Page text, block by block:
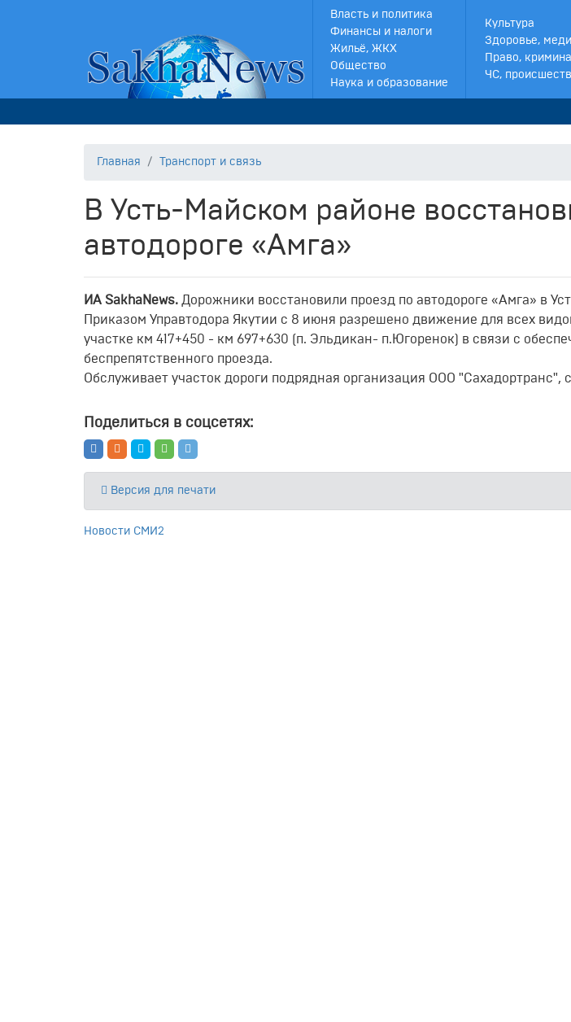
Власть и политика
Финансы и налоги
Жильё, ЖКХ
Общество
Наука и образование
Культура
Здоровье,
Право,
ЧС,
Главная Транспорт и связь
В Усть-Майском районе
автодороге «Амга»
ИА SakhaNews. Дорожники восстановили проезд по автодороге «Амга» в
Приказом Управтодора Якутии с 8 июня разрешено движение для всех
участке км 417+450 - км 697+630 (п. Эльдикан- п.Югоренок) в связи с
беспрепятственного проезда.
Обслуживает участок дороги подрядная организация ООО "Сахадортранс",
Поделиться в соцсетях:
Версия для печати
Новости СМИ2